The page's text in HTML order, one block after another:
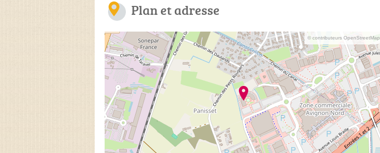
Plan et adresse
© contributeurs OpenStreetMap